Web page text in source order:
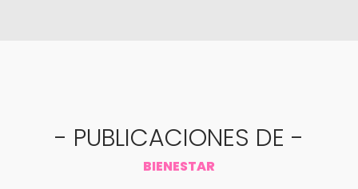
- PUBLICACIONES DE -
BIENESTAR